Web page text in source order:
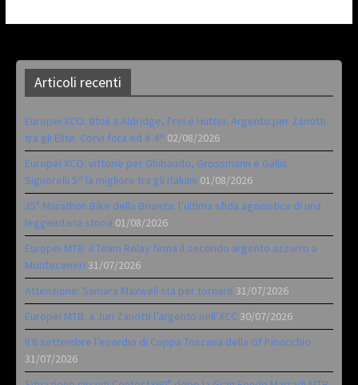
Articoli recenti
Europei XCO: titoli a Aldridge, Frei e Hutter. Argento per Zanotti
tra gli Elite. Corvi fora ed è 4^ 02/08/2026
Europei XCO: vittorie per Ghibaudo, Grossmann e Gallis.
Signorelli 5^ la migliore tra gli italiani 01/08/2026
35ª Marathon Bike della Brianza: l’ultima sfida agonistica di una
leggendaria storia 01/08/2026
Europei MTB: il Team Relay firma il secondo argento azzurro a
Monteceneri 31/07/2026
Attenzione: Samara Maxwell sta per tornare 31/07/2026
Europei MTB: a Juri Zanotti l’argento nell’XCC 30/07/2026
Il 6 settembre l’esordio di Coppa Toscana della Gf Pinocchio
31/07/2026